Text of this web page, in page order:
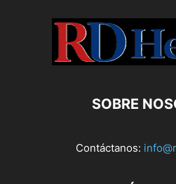
SOBRE
Contáctanos: